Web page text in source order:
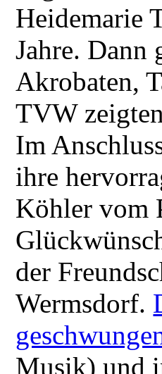
Heidemarie
Jahre. Dann
Akrobaten,
TVW
Im
ihre
Köhler vom
der
Wermsdorf.
Musik) und